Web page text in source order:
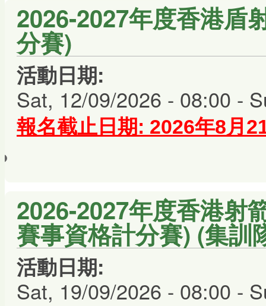
2026-2027年度香港盾
分賽)
活動日期:
Sat, 12/09/2026 - 08:00 -
報名截止日期: 2026年8月
2026-2027年度香港射
賽事資格計分賽) (集訓
活動日期:
Sat, 19/09/2026 - 08:00 -